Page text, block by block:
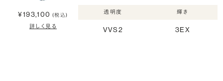
¥193,100 (税込)
詳しく見る
透明度
VVS2
輝き
3EX